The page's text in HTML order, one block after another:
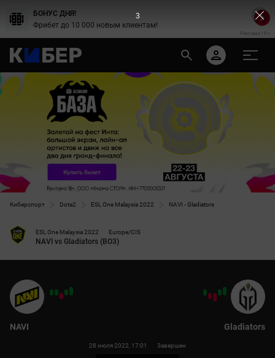
БОНУС ДНЯ!
Фрибет до 10 000 новым клиентам!
Реклама 18+
Киберспорт Dota2 ESL One Malaysia 2022 NAVI - Gladiators
ESL One Malaysia 2022 Europe/CIS
NAVI vs Gladiators (BO3)
NAVI
28 июля 2022 , 17:01 Завершен
Gladiators
2